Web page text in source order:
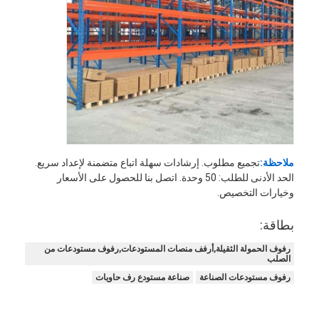
ملاحظة:تجميع مطلوب. إرشادات سهلة اتباع متضمنة لإعداد سريع.
الحد الأدنى للطلب: 50 وحدة. اتصل بنا للحصول على الأسعار
وخيارات التخصيص.
بطاقة:
رفوف الحمولة الثقيلة,أرفف منصات المستودعات,رفوف مستودعات من
الصلب
رفوف مستودعات الصناعة
صناعة مستودع رف حاويات